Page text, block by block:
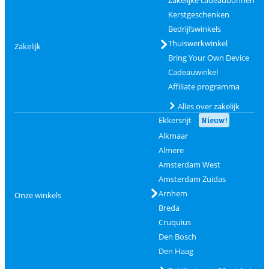
Zakelijk
Kerstgeschenken
Bedrijfswinkels
Thuiswerkwinkel
Bring Your Own Device
Cadeauwinkel
Affiliate programma
Alles over zakelijk
Onze winkels
Ekkersrijt Nieuw!
Alkmaar
Almere
Amsterdam West
Amsterdam Zuidas
Arnhem
Breda
Cruquius
Den Bosch
Den Haag